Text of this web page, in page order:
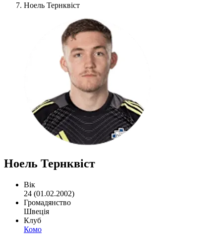
Ноель Тернквіст
Ноель Тернквіст
Вік
24 (01.02.2002)
Громадянство
Швеція
Клуб
Комо